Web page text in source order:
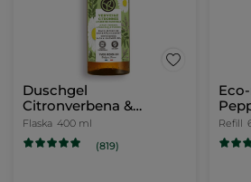
Duschgel
Citronverbena &
Kamomill, 400 ml
Flaska 400 ml
(819)
Refill